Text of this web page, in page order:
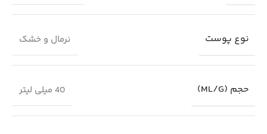
نوع پوست نرمال و خشک
حجم (ML/G) 40 میلی لیتر